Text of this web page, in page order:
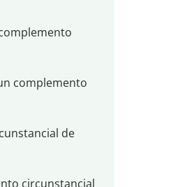
complemento
de
circunstancial